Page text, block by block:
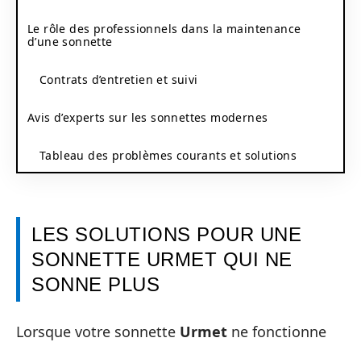
Le rôle des professionnels dans la maintenance
d’une sonnette
Contrats d’entretien et suivi
Avis d’experts sur les sonnettes modernes
Tableau des problèmes courants et solutions
LES SOLUTIONS POUR UNE
SONNETTE URMET QUI NE
SONNE PLUS
Lorsque votre sonnette Urmet ne fonctionne